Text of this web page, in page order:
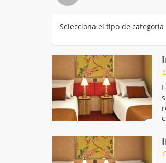
Selecciona el tipo de categoría